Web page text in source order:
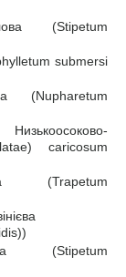
(Stipetum
submersi
(Nupharetum
caricosum
(Trapetum
(Stipetum